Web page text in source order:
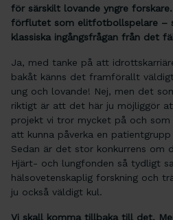
för särskilt lovande yngre
förflutet som elitfotbollspelare –
klassiska ingångsfrågan från det
Ja, med tanke på att
bakåt känns det framförallt
ung och lovande! Nej, men det
riktigt är att det här ju möjliggör
projekt vi tror mycket på och som
att kunna påverka en
Sedan är det stor konkurrens om
Hjärt- och lungfonden så tydligt
hälsovetenskaplig forskning och
ju också väldigt kul.
Vi skall komma tillbaka till det.